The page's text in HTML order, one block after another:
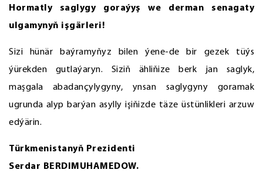
Hormatly saglygy goraýyş we derman senagaty
ulgamynyň işgärleri!
Sizi hünär baýramyňyz bilen ýene-de bir gezek tüýs
ýürekden gutlaýaryn. Siziň ähliňize berk jan saglyk,
maşgala abadançylygyny, ynsan saglygyny goramak
ugrunda alyp barýan asylly işiňizde täze üstünlikleri arzuw
edýärin.
Türkmenistanyň Prezidenti
Serdar BERDIMUHAMEDOW.